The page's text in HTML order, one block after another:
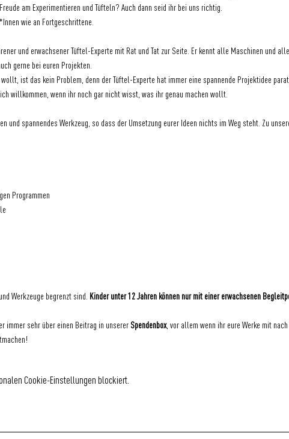
am Experimentieren und Tüfteln? Auch dann seid ihr bei uns richtig.
wie an Fortgeschrittene.
und erwachsener Tüftel-Experte mit Rat und Tat zur Seite. Er kennt alle Maschinen und
gerne bei euren Projekten.
ist das kein Problem, denn der Tüftel-Experte hat immer eine spannende Projektidee
willkommen, wenn ihr noch gar nicht wisst, was ihr genau machen wollt.
und spannendes Werkzeug, so dass der Umsetzung eurer Ideen nichts im Weg steht. Zu
Programmen
Werkzeuge begrenzt sind. Kinder unter 12 Jahren können nur mit einer erwachsenen
immer sehr über einen Beitrag in unserer Spendenbox, vor allem wenn ihr eure Werke mit
Cookie-Einstellungen blockiert.